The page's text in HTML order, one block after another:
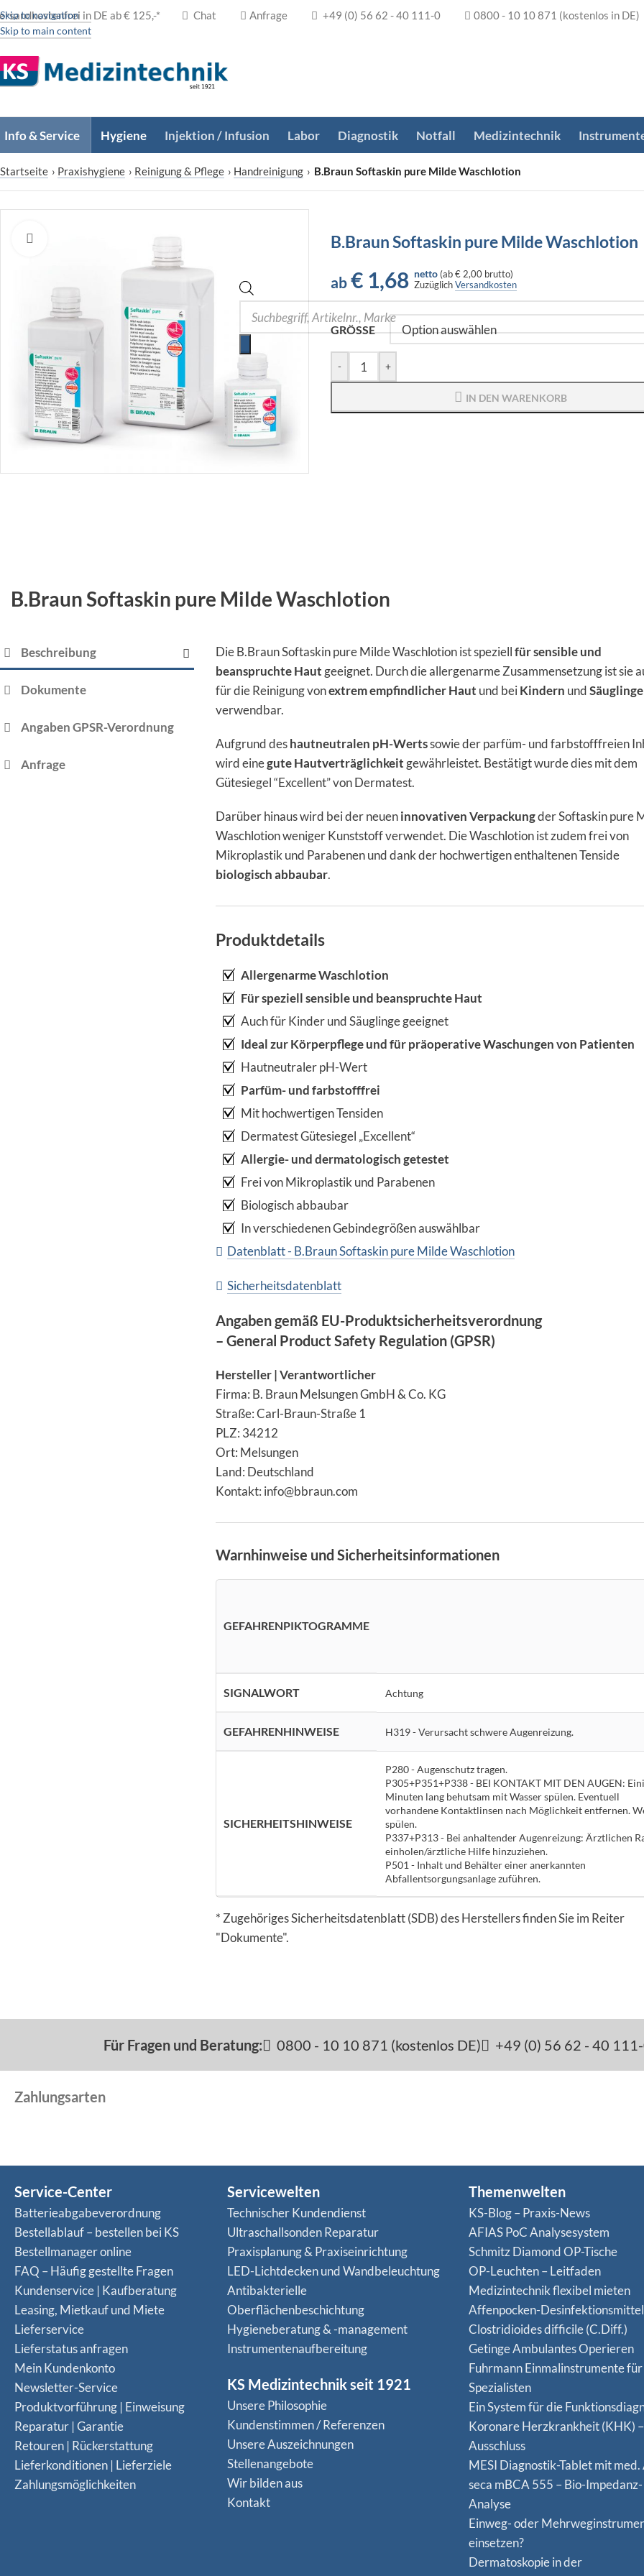
Skip to navigation
Skip to main content
in DE ab € 125,-* Chat Anfrage +49 (0) 56 62 - 40 111-0 0800 - 10 10 871 (kostenlos in DE)
Info & Service Hygiene Injektion / Infusion Labor Diagnostik Notfall Medizintechnik
Startseite › Praxishygiene › Reinigung & Pflege › Handreinigung › B.Braun Softaskin pure Milde Waschlotion
B.Braun Softaskin pure Milde Waschlotion
ab € 1,68 netto (ab€ 2,00 brutto)
ZuzüglichVersandkosten
GRÖSSE
- +
IN DEN WARENKORB
B.Braun Softaskin pure Milde Waschlotion
Beschreibung
Dokumente
Angaben GPSR-Verordnung
Anfrage
Die B.Braun Softaskin pure Milde Waschlotion ist speziellfür sensible und
beanspruchte Haut geeignet. Durch die allergenarme Zusammensetzung ist sie
für die Reinigung vonextrem empfindlicher Haut und beiKindern und
verwendbar.
Aufgrund deshautneutralen pH-Wertssowie der parfüm- und farbstofffreien
wird einegute Hautverträglichkeit gewährleistet. Bestätigt wurde dies mit dem
Gütesiegel “Excellent” von Dermatest.
Darüber hinaus wird bei der neueninnovativen Verpackungder Softaskin pure
Waschlotion weniger Kunststoff verwendet. Die Waschlotion ist zudem frei von
Mikroplastik und Parabenen und dank der hochwertigen enthaltenen Tenside
biologisch abbaubar.
Produktdetails
Allergenarme Waschlotion
Für speziell sensible und beanspruchte Haut
Auch für Kinder und Säuglinge geeignet
Ideal zur Körperpflege und für präoperative Waschungen von Patienten
Hautneutraler pH-Wert
Parfüm- und farbstofffrei
Mit hochwertigen Tensiden
Dermatest Gütesiegel „Excellent“
Allergie- und dermatologisch getestet
Frei von Mikroplastik und Parabenen
Biologisch abbaubar
In verschiedenen Gebindegrößen auswählbar
Datenblatt - B.Braun Softaskin pure Milde Waschlotion
Sicherheitsdatenblatt
Angaben gemäß EU-Produktsicherheitsverordnung
– General Product Safety Regulation (GPSR)
Hersteller | Verantwortlicher
Firma: B. Braun Melsungen GmbH & Co. KG
Straße: Carl-Braun-Straße 1
PLZ: 34212
Ort: Melsungen
Land: Deutschland
Kontakt: info@bbraun.com
Warnhinweise und Sicherheitsinformationen
GEFAHRENPIKTOGRAMME
SIGNALWORT Achtung
GEFAHRENHINWEISE H319 - Verursacht schwere Augenreizung.
SICHERHEITSHINWEISE
P280 - Augenschutz tragen.
P305+P351+P338 - BEI KONTAKT MIT DEN AUGEN:
Minuten lang behutsam mit Wasser spülen. Eventuell
vorhandene Kontaktlinsen nach Möglichkeit entfernen.
spülen.
P337+P313 - Bei anhaltender Augenreizung: Ärztlichen
einholen/ärztliche Hilfe hinzuziehen.
P501 - Inhalt und Behälter einer anerkannten
Abfallentsorgungsanlage zuführen.
* Zugehöriges Sicherheitsdatenblatt (SDB) des Herstellers finden Sie im Reiter
"Dokumente".
Für Fragen und Beratung: 0800 - 10 10 871 (kostenlos DE) +49 (0) 56 62 - 40
Zahlungsarten
Service-Center
Batterieabgabeverordnung
Bestellablauf – bestellen bei KS
Bestellmanager online
FAQ – Häufig gestellte Fragen
Kundenservice | Kaufberatung
Leasing, Mietkauf und Miete
Lieferservice
Lieferstatus anfragen
Mein Kundenkonto
Newsletter-Service
Produktvorführung | Einweisung
Reparatur | Garantie
Retouren | Rückerstattung
Lieferkonditionen | Lieferziele
Zahlungsmöglichkeiten
Servicewelten
Technischer Kundendienst
Ultraschallsonden Reparatur
Praxisplanung & Praxiseinrichtung
LED-Lichtdecken und Wandbeleuchtung
Antibakterielle
Oberflächenbeschichtung
Hygieneberatung & -management
Instrumentenaufbereitung
KS Medizintechnik seit 1921
Unsere Philosophie
Kundenstimmen / Referenzen
Unsere Auszeichnungen
Stellenangebote
Wir bilden aus
Kontakt
Themenwelten
KS-Blog – Praxis-News
AFIAS PoC Analysesystem
Schmitz Diamond OP-Tische
OP-Leuchten – Leitfaden
Medizintechnik flexibel mieten
Affenpocken-Desinfektionsmittel
Clostridioides difficile (C.Diff.)
Getinge Ambulantes Operieren
Fuhrmann Einmalinstrumente für
Spezialisten
Ein System für die
Koro­nare Herz­krank­heit (KHK) –
Ausschluss
MESI Diagnostik-Tablet mit med.
seca mBCA 555 – Bio-Impedanz-
Analyse
Einweg- oder
einsetzen?
Dermatoskopie in der